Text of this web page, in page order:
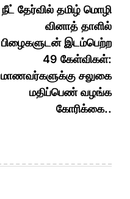
நீட் தேர்வில் தமிழ் மொழி
வினாத் தாளில்
பிழைகளுடன் இடம்பெற்ற
49 கேள்விகள்:
மாணவர்களுக்கு சலுகை
மதிப்பெண் வழங்க
கோரிக்கை..